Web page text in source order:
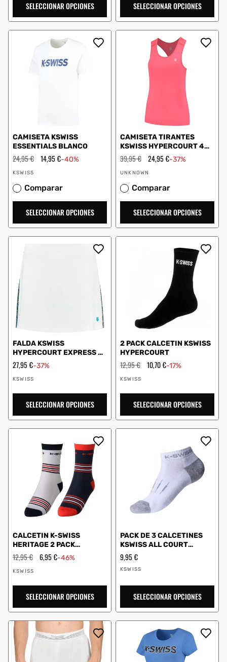
SELECCIONAR OPCIONES SELECCIONAR OPCIONES
CAMISETA KSWISS
ESSENTIALS BLANCO
Precio
habitual
24,95 € Precio
de
14,95 €-40%
Proveedor:
KSWISS
Comparar
SELECCIONAR OPCIONES
CAMISETA TIRANTES
KSWISS HYPERCOURT 4
1910950 MUJER ROSA
Precio
habitual
39,95 € Precio
oferta
24,95 €-37%
Proveedor:
UNKNOWN
Comparar
SELECCIONAR OPCIONES
FALDA KSWISS
HYPERCOURT EXPRESS 2
BLANCO
Precio
de
oferta
27,95 €-37%
Proveedor:
KSWISS
SELECCIONAR OPCIONES
2 PACK CALCETIN KSWISS
HYPERCOURT
Precio
habitual
12,95 € Precio
de
10,70 €-17%
Proveedor:
KSWISS
SELECCIONAR OPCIONES
CALCETIN K-SWISS
HERITAGE 2 PACK
MULTICOLOR
Precio
habitual
12,95 € Precio
de
6,95 €-46%
Proveedor:
KSWISS
SELECCIONAR OPCIONES
PACK DE 3 CALCETINES
KSWISS ALL COURT
BLANCO GRIS MUJER
Precio
habitual
9,95 €
Proveedor:
KSWISS
SELECCIONAR OPCIONES